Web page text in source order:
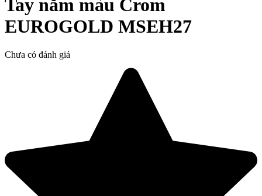
Tay nắm màu Crom
EUROGOLD MSEH27
Chưa có đánh giá